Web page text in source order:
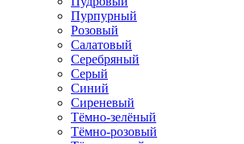
Пурпурный
Розовый
Салатовый
Серебряный
Серый
Синий
Сиреневый
Тёмно-зелёный
Тёмно-розовый